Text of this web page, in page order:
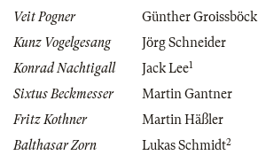
Veit Pogner
Günther Groissböck
Kunz Vogelgesang
Jörg Schneider
Konrad Nachtigall
Jack Lee1
Sixtus Beckmesser
Martin Gantner
Fritz Kothner
Martin Häßler
Balthasar Zorn
Lukas Schmidt2